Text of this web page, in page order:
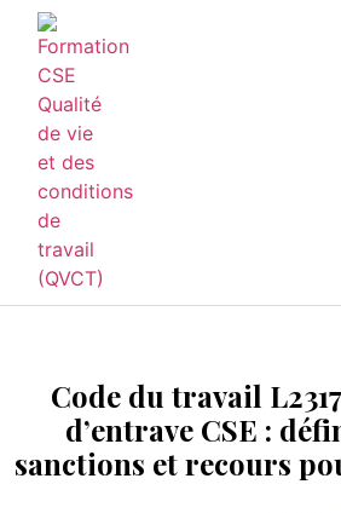
Code du travail
d’entrave CSE :
sanctions et recours